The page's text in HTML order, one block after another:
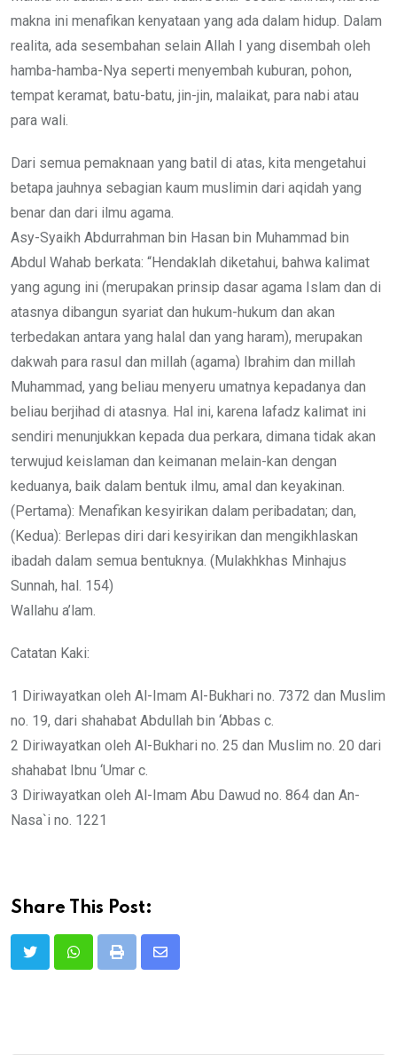
makna ini menafikan kenyataan yang ada dalam hidup. Dalam
realita, ada sesembahan selain Allah I yang disembah oleh
hamba-hamba-Nya seperti menyembah kuburan, pohon,
tempat keramat, batu-batu, jin-jin, malaikat, para nabi atau
para wali.
Dari semua pemaknaan yang batil di atas, kita mengetahui
betapa jauhnya sebagian kaum muslimin dari aqidah yang
benar dan dari ilmu agama.
Asy-Syaikh Abdurrahman bin Hasan bin Muhammad bin
Abdul Wahab berkata: “Hendaklah diketahui, bahwa kalimat
yang agung ini (merupakan prinsip dasar agama Islam dan di
atasnya dibangun syariat dan hukum-hukum dan akan
terbedakan antara yang halal dan yang haram), merupakan
dakwah para rasul dan millah (agama) Ibrahim dan millah
Muhammad, yang beliau menyeru umatnya kepadanya dan
beliau berjihad di atasnya. Hal ini, karena lafadz kalimat ini
sendiri menunjukkan kepada dua perkara, dimana tidak akan
terwujud keislaman dan keimanan melain-kan dengan
keduanya, baik dalam bentuk ilmu, amal dan keyakinan.
(Pertama): Menafikan kesyirikan dalam peribadatan; dan,
(Kedua): Berlepas diri dari kesyirikan dan mengikhlaskan
ibadah dalam semua bentuknya. (Mulakhkhas Minhajus
Sunnah, hal. 154)
Wallahu a’lam.
Catatan Kaki:
1 Diriwayatkan oleh Al-Imam Al-Bukhari no. 7372 dan Muslim
no. 19, dari shahabat Abdullah bin ‘Abbas c.
2 Diriwayatkan oleh Al-Bukhari no. 25 dan Muslim no. 20 dari
shahabat Ibnu ‘Umar c.
3 Diriwayatkan oleh Al-Imam Abu Dawud no. 864 dan An-
Nasa`i no. 1221
Share This Post:
Print
Share